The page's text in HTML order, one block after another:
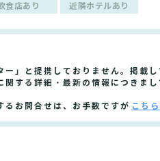
食店あり 近隣ホテルあり
」と提携しておりません。掲載
する詳細・最新の情報につきま
るお問合せは、お手数ですが こち